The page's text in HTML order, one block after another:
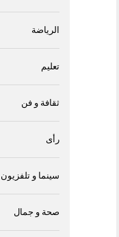
الرياضة
تعليم
ثقافة و فن
رأى
سينما و تلفزيون
صحة و جمال